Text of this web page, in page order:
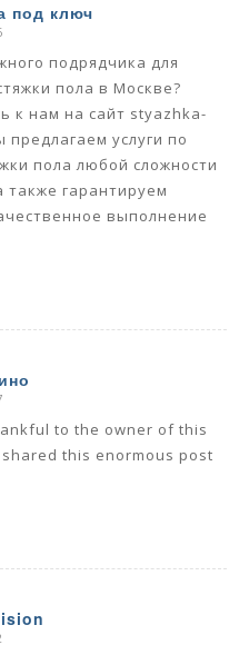
под ключ
подрядчика для
пола в Москве?
к нам на сайт styazhka-
услуги по
пола любой сложности
также гарантируем
выполнение
to the owner of this
this enormous post